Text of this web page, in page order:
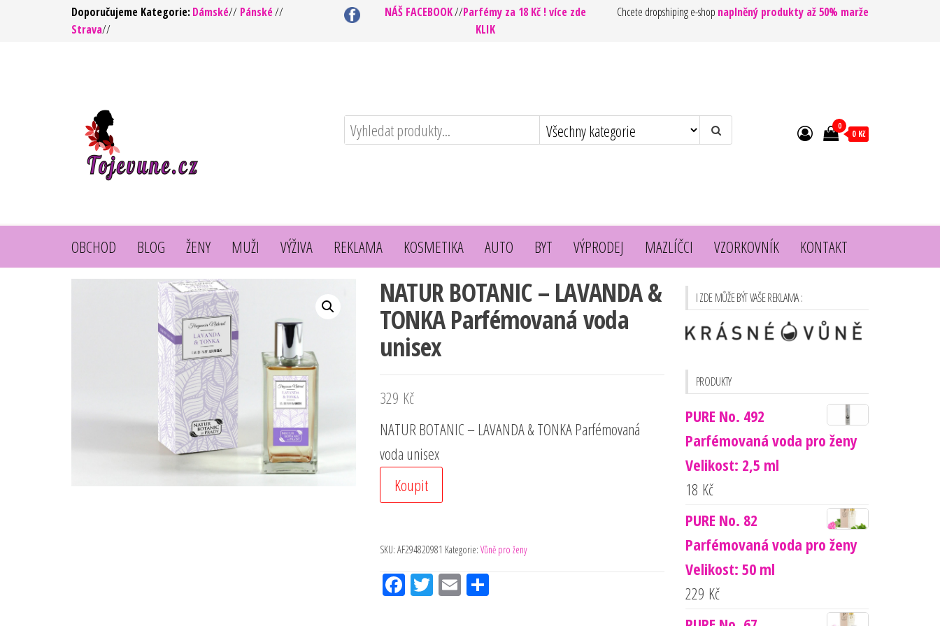
Doporučujeme Kategorie: Dámské// Pánské//
Strava//
NÁŠ FACEBOOK//Parfémy za 18 Kč ! více zde
KLIK
Chcete dropshiping e-shop naplněný produkty až 50% marže
0
0 Kč
OBCHOD BLOG ŽENY MUŽI VÝŽIVA REKLAMA KOSMETIKA AUTO BYT VÝPRODEJ MAZLÍČCI VZORKOVNÍK KONTAKT
NATUR BOTANIC – LAVANDA &
TONKA Parfémovaná voda
unisex
329 Kč
NATUR BOTANIC – LAVANDA & TONKA Parfémovaná
voda unisex
Koupit
SKU: AF294820981 Kategorie: Vůně pro ženy
FacTw EmSh
I ZDE MŮŽE BÝT VAŠE REKLAMA :
PRODUKTY
PURE No. 492
Parfémovaná voda pro ženy
Velikost: 2,5 ml
18 Kč
PURE No. 82
Parfémovaná voda pro ženy
Velikost: 50 ml
229 Kč